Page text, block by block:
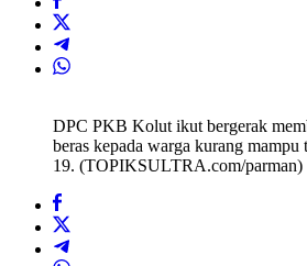
DPC PKB Kolut ikut bergerak
beras kepada warga kurang
19. (TOPIKSULTRA.com/parman)